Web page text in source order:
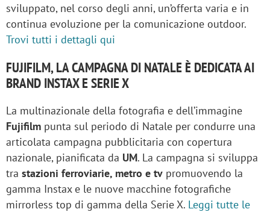
sviluppato, nel corso degli anni, un’offerta varia e in
continua evoluzione per la comunicazione outdoor.
Trovi tutti i dettagli qui
FUJIFILM, LA CAMPAGNA DI NATALE È DEDICATA AI
BRAND INSTAX E SERIE X
La multinazionale della fotografia e dell’immagine
Fujifilm punta sul periodo di Natale per condurre una
articolata campagna pubblicitaria con copertura
nazionale, pianificata da UM. La campagna si sviluppa
tra stazioni ferroviarie, metro e tv promuovendo la
gamma Instax e le nuove macchine fotografiche
mirrorless top di gamma della Serie X. Leggi tutte le